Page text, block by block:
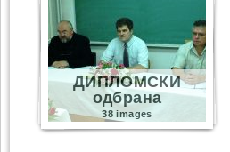
ДИПЛОМСКИ
одбрана
38 images